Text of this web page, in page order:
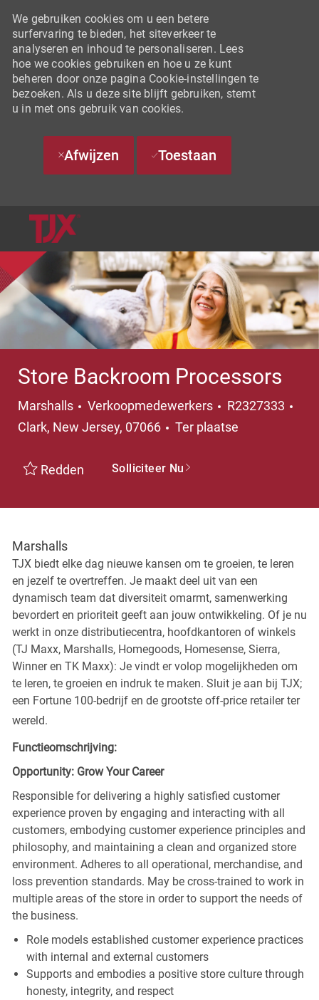
We gebruiken cookies om u een betere
surfervaring te bieden, het siteverkeer te
analyseren en inhoud te personaliseren. Lees
hoe we cookies gebruiken en hoe u ze kunt
beheren door onze pagina Cookie-instellingen te
bezoeken. Als u deze site blijft gebruiken, stemt
u in met ons gebruik van cookies.
Afwijzen Toestaan
Store Backroom Processors
Marshalls Categorie
Verkoopmedewerkers R2327333
Clark, New Jersey, 07066
Ter plaatse
Redden Solliciteer Nu
Marshalls
TJX biedt elke dag nieuwe kansen om te groeien, te leren
en jezelf te overtreffen. Je maakt deel uit van een
dynamisch team dat diversiteit omarmt, samenwerking
bevordert en prioriteit geeft aan jouw ontwikkeling. Of je nu
werkt in onze distributiecentra, hoofdkantoren of winkels
(TJ Maxx, Marshalls, Homegoods, Homesense, Sierra,
Winner en TK Maxx): Je vindt er volop mogelijkheden om
te leren, te groeien en indruk te maken. Sluit je aan bij TJX;
een Fortune 100-bedrijf en de grootste off-price retailer ter
wereld.
Functieomschrijving:
Opportunity: Grow Your Career
Responsible for delivering a highly satisfied customer
experience proven by engaging and interacting with all
customers, embodying customer experience principles and
philosophy, and maintaining a clean and organized store
environment. Adheres to all operational, merchandise, and
loss prevention standards. May be cross-trained to work in
multiple areas of the store in order to support the needs of
the business.
Role models established customer experience practices
with internal and external customers
Supports and embodies a positive store culture through
honesty, integrity, and respect